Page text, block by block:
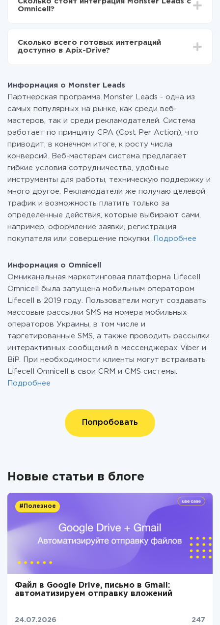
передаваться из Monster Leads в Omnicell
отличаться и составлять от 5-ти до 30-минут. В
среднем настройка занимает 10-15 минут.
Omnicell?
функционал. Вы оплачиваете только количество
данных, которые по факту передаются из одной
перейти на платный, при необходимости. Подробнее
отарифах.
Сколько всего готовых интеграций
доступно в Apix-Drive?
Информация о Monster Leads
Партнерская программа Monster Leads - одна из
самых популярных на рынке, как среди веб-
мастеров, так и среди рекламодателей. Система
работает по принципу CPA (Cost Per Action), что
приводит, в конечном итоге, к росту числа
конверсий. Веб-мастерам система предлагает
гибкие условия сотрудничества, удобные
инструменты для работы, техническую поддержку и
много другое. Рекламодатели же получаю целевой
трафик и возможность платить только за
определенные действия, которые выбирают сами,
например, оформление заявки, регистрация
покупателя или совершение покупки.
Подробнее
Информация о Omnicell
Омниканальная маркетинговая платформа Lifecell
Omnicell была запущена мобильным оператором
Lifecell в 2019 году. Пользователи могут создавать
массовые рассылки SMS на номера мобильных
операторов Украины, в том числе и
таргетированные SMS, а также проводить рассылки
интерактивных сообщений в мессенджерах Viber и
BiP. При необходимости клиенты могут встраивать
Lifecell Omnicell в свои CRM и CMS системы.
Подробнее
Попробовать
Новые статьи в блоге
#Полезное
Файл в Google Drive, письмо в Gmail:
автоматизируем отправку вложений
24.07.2026 247